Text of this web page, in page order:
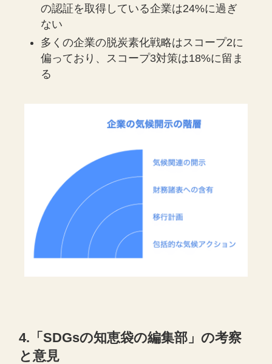
の認証を取得している企業は24%に過ぎ
ない
多くの企業の脱炭素化戦略はスコープ2に
偏っており、スコープ3対策は18%に留ま
る
4.「SDGsの知恵袋の編集部」の考察
と意見